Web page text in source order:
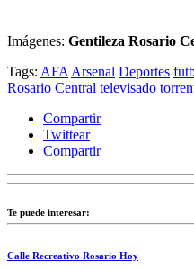
Imágenes: Gentileza Rosario
Tags: AFAArsenal Deportes
Rosario Central televisado
Compartir
Twittear
Compartir
Te puede interesar:
Calle Recreativo Rosario Hoy